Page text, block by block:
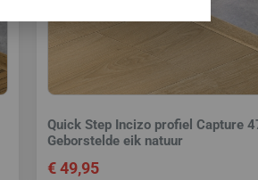
Quick Step Incizo profiel Capture
Geborstelde eik natuur
€49,95